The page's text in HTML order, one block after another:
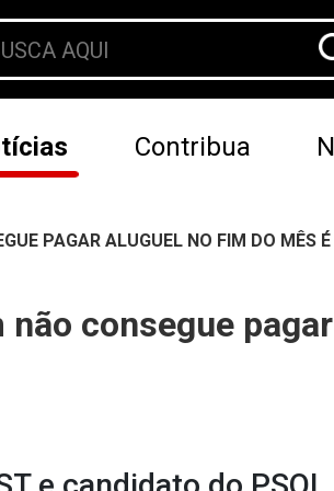
Contribua
PAGAR ALUGUEL NO FIM DO MÊS É
não consegue